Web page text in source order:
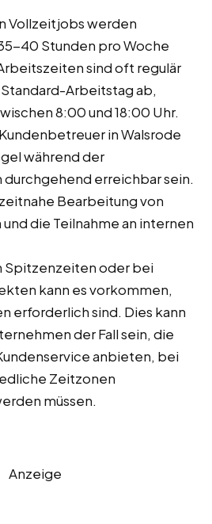
Vollzeitjobs werden
40 Stunden pro Woche
sind oft regulär
Arbeitstag ab,
8:00 und 18:00 Uhr.
Kundenbetreuer in Walsrode
während der
erreichbar sein.
Bearbeitung von
die Teilnahme an internen
Spitzenzeiten oder bei
kann es vorkommen,
erforderlich sind. Dies kann
der Fall sein, die
anbieten, bei
Zeitzonen
müssen.
Anzeige